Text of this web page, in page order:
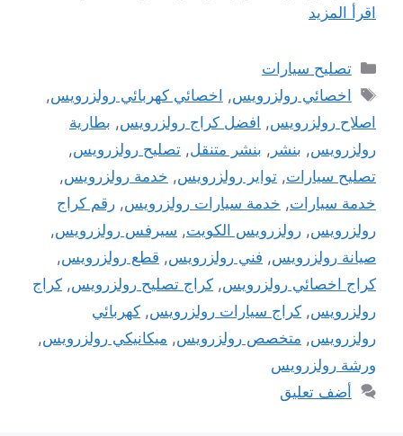
اقرأ المزيد
التصنيفات
تصليح سيارات
الوسوم
اخصائي رولزرويس, اخصائي كهربائي رولزرويس,
اصلاح رولزرويس, افضل كراج رولزرويس, بطارية
رولزرويس, بنشر , بنشر متنقل, تصليح رولزرويس,
تصليح سيارات, تواير رولزرويس, خدمة رولزرويس,
خدمة سيارات, خدمة سيارات رولزرويس, رقم كراج
رولزرويس, رولزرويس الكويت, سيرفس رولزرويس,
صيانة رولزرويس, فني رولزرويس, قطع رولزرويس,
كراج اخصائي رولزرويس, كراج تصليح رولزرويس, كراج
رولزرويس, كراج سيارات رولزرويس, كهربائي
رولزرويس, متخصص رولزرويس, ميكانيكي رولزرويس,
ورشة رولزرويس
أضف تعليق